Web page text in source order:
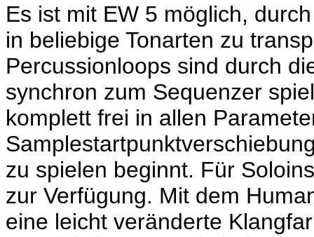
Es ist mit EW 5 möglich,
in beliebige Tonarten zu
Percussionloops sind durch
synchron zum Sequenzer
komplett frei in allen
zu spielen beginnt. Für
zur Verfügung. Mit dem
eine leicht veränderte